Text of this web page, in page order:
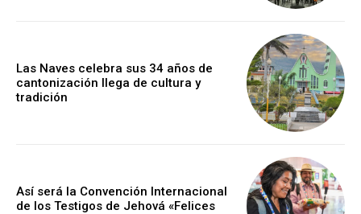
Las Naves celebra sus 34 años de
cantonización llega de cultura y
tradición
Así será la Convención Internacional
de los Testigos de Jehová «Felices